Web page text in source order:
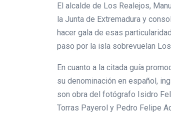
El alcalde de Los Realejos,
la Junta de Extremadura y
hacer gala de esas
paso por la isla sobrevuelan
En cuanto a la citada guía
su denominación en español,
son obra del fotógrafo Isidro
Torras Payerol y Pedro Felipe